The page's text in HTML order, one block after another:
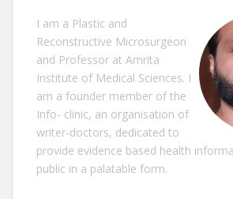
I am a Plastic and
Reconstructive Microsurgeon
and Professor at Amrita
Institute of Medical Sciences. I
am a founder member of the
Info- clinic, an organisation of
writer-doctors, dedicated to
provide evidence based health
public in a palatable form.